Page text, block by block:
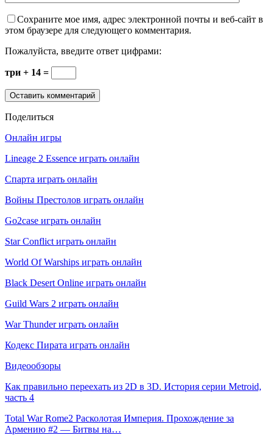
Сохраните мое имя, адрес электронной почты и веб-сайт в
этом браузере для следующего комментария.
Пожалуйста, введите ответ цифрами:
три + 14 =
Поделиться
Онлайн игры
Lineage 2 Essence играть онлайн
Спарта играть онлайн
Войны Престолов играть онлайн
Go2case играть онлайн
Star Conflict играть онлайн
World Of Warships играть онлайн
Black Desert Online играть онлайн
Guild Wars 2 играть онлайн
War Thunder играть онлайн
Кодекс Пирата играть онлайн
Видеообзоры
Как правильно переехать из 2D в 3D. История серии Metroid,
часть 4
Total War Rome2 Расколотая Империя. Прохождение за
Армению #2 — Битвы на…